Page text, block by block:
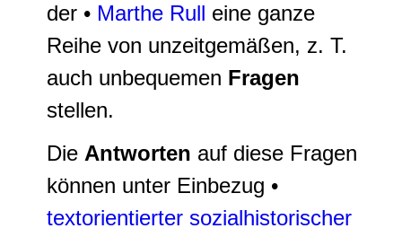
der • Marthe Rull eine ganze
Reihe von unzeitgemäßen, z. T.
auch unbequemen Fragen
stellen.
Die Antworten auf diese Fragen
können unter Einbezug •
textorientierter sozialhistorischer